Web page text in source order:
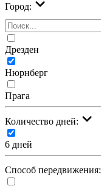
Город:
Дрезден
Нюрнберг
Прага
Количество дней:
6 дней
Cпособ передвижения: